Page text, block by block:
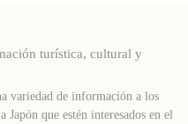
turística, cultural y
variedad de información a los
Japón que estén interesados ​​en el